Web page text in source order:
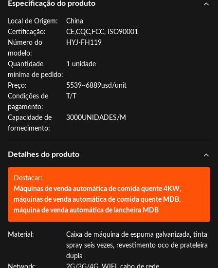
Especificação do produto
Local de Origem:
China
Certificação:
CE,CQC,FCC, ISO90001
Número do
modelo:
HYJ-FH119
Quantidade
mínima de pedido:
1 unidade
Preço:
5539~6889usd/unit
Condições de
pagamento:
T/T
Capacidade de
fornecimento:
3000UNIDADES/M
Detalhes do produto
Destacar:
Máquinas de venda automática de comida quente 4KW,
máquinas de venda automática de comida quente MDB,
máquina de venda automática de lancheira MDB
Material:
Caixa de máquina de espuma galvanizada, tinta
spray seis vezes, revestimento oco de prateleira
dupla